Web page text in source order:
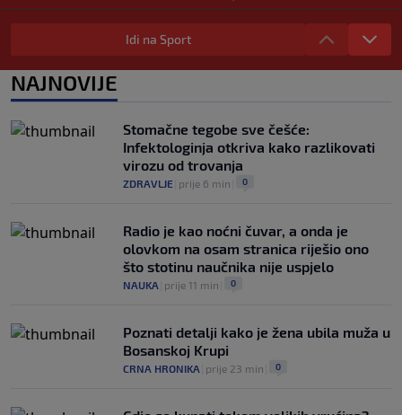
Vlahović pred velikom odlukom:
Beşiktaş mu nudi 10 miliona eura po
0
Mundijal: Od fudbala do Trumpa,
milijardi i rata s UEFA-om
prije 3 h 0
Idi na Sport
NAJNOVIJE
Stomačne tegobe sve češće:
Infektologinja otkriva kako razlikovati
virozu od trovanja
ZDRAVLJE prije 6 min 0
Radio je kao noćni čuvar, a onda je
olovkom na osam stranica riješio ono
što stotinu naučnika nije uspjelo
NAUKA prije 11 min 0
Poznati detalji kako je žena ubila muža u
Bosanskoj Krupi
CRNA HRONIKA prije 23 min 0